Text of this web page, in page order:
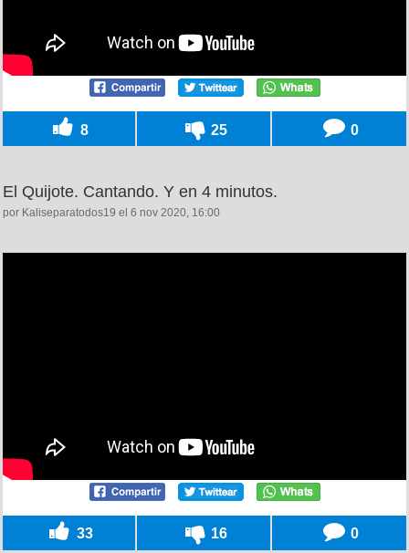
8 25 0
El Quijote. Cantando. Y en 4 minutos.
por Kaliseparatodos19 el 6 nov 2020, 16:00
33 16 0